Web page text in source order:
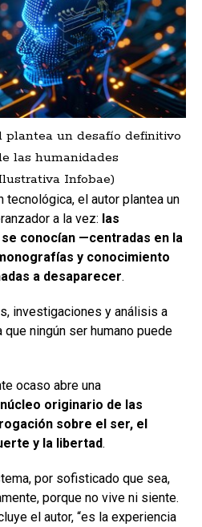
un desafío definitivo
las humanidades
Infobae)
tecnológica, el autor plantea un
a la vez: las
conocían —centradas en la
y conocimiento
a desaparecer.
investigaciones y análisis a
ningún ser humano puede
ocaso abre una
originario de las
sobre el ser, el
y la libertad.
por sofisticado que sea,
porque no vive ni siente.
el autor, “es la experiencia